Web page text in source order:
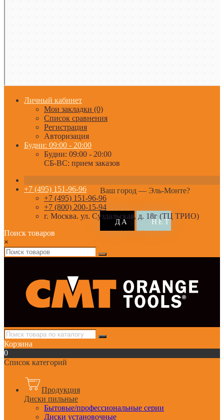
Личный кабинет
Мои закладки (0)
Список сравнения
Регистрация
Авторизация
Будни: 09:00 - 20:00
Будни: 09:00 - 20:00
СБ-ВС: прием заказов
Ваш город — Эль-Монте?
+7 (495) 151-96-96
+7 (495) 151-96-96
+7 (800) 200-15-94
г. Москва. ул. Суздальская, д. 18г (ТЦ ТРИО)
Поиск товаров
×
Корзина
0
Список категорий
Продукция
Диски пильные
Бытовые/профессиональные серии
Диски установочные